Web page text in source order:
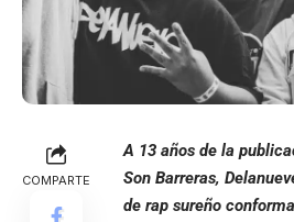
COMPARTE
A 13 años de la
Son Barreras,
de rap sureño